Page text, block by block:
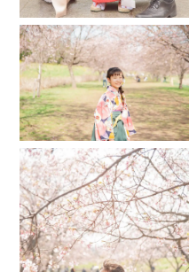
◇◇◇納品について◇◇◇
.
○一枚一枚想いを持って、明
雰囲気にレタッチさせて頂
ていただいております。紙
していますので、フォトア
ただけます。
○撮影日から7日以内に納品
に納品出来るように心がけて
.
○納品カット数は75カット
す。